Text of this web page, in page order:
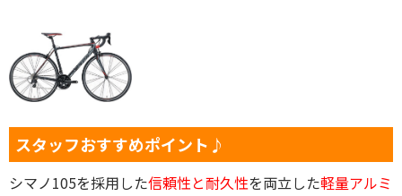
スタッフおすすめポイント♪
シマノ105を採用した信頼性と耐久性を両立した軽量アルミ